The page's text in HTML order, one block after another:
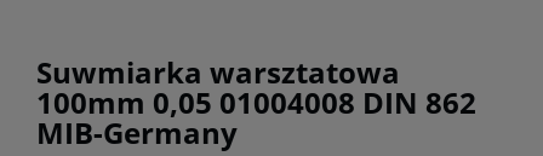
Suwmiarka warsztatowa
100mm 0,05 01004008 DIN 862
MIB-Germany